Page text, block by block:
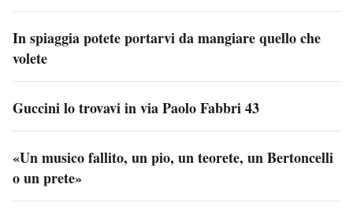
In spiaggia potete portarvi da mangiare quello che
volete
Guccini lo trovavi in via Paolo Fabbri 43
«Un musico fallito, un pio, un teorete, un Bertoncelli
o un prete»